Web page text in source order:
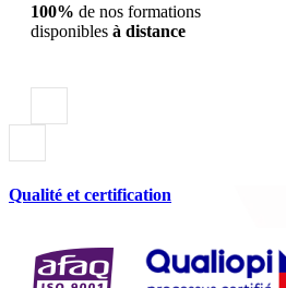
100% de nos formations
disponibles à distance
Qualité et certification